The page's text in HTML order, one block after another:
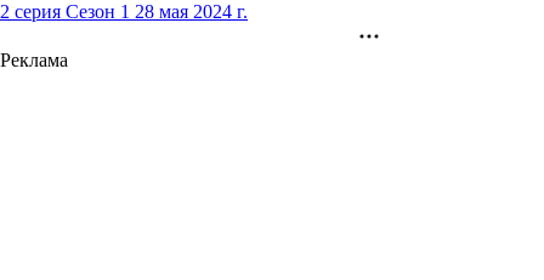
2 серия Сезон 1 28 мая 2024 г.
Реклама